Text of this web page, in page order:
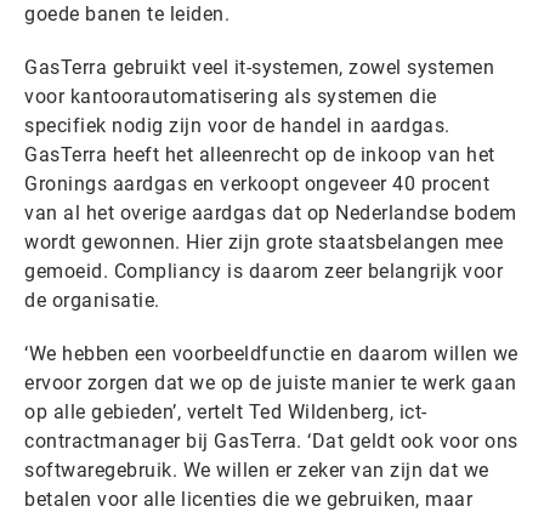
goede banen te leiden.
GasTerra gebruikt veel it-systemen, zowel systemen
voor kantoorautomatisering als systemen die
specifiek nodig zijn voor de handel in aardgas.
GasTerra heeft het alleenrecht op de inkoop van het
Gronings aardgas en verkoopt ongeveer 40 procent
van al het overige aardgas dat op Nederlandse bodem
wordt gewonnen. Hier zijn grote staatsbelangen mee
gemoeid. Compliancy is daarom zeer belangrijk voor
de organisatie.
‘We hebben een voorbeeldfunctie en daarom willen we
ervoor zorgen dat we op de juiste manier te werk gaan
op alle gebieden’, vertelt Ted Wildenberg, ict-
contractmanager bij GasTerra. ‘Dat geldt ook voor ons
softwaregebruik. We willen er zeker van zijn dat we
betalen voor alle licenties die we gebruiken, maar